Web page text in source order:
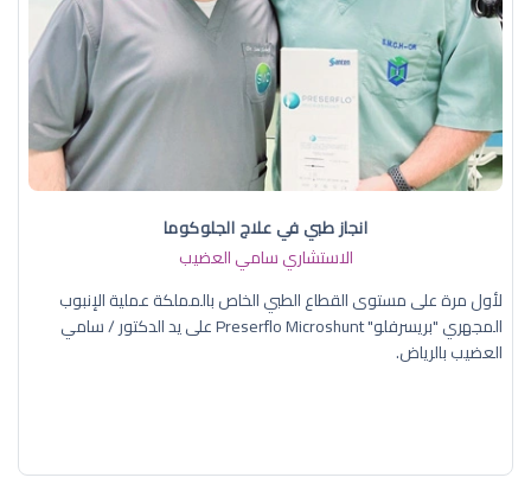
انجاز طبي في علاج الجلوكوما
الاستشاري سامي العضيب
لأول مرة على مستوى القطاع الطبي الخاص بالمملكة عملية الإنبوب
المجهري "بريسرفلو" Preserflo Microshunt على يد الدكتور / سامي
العضيب بالرياض.